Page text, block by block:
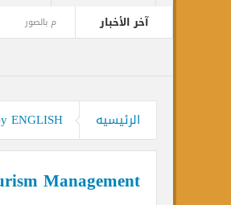
اثري مدعوم بالصور إنجاز جديد : اعتماد المجلة
News By ENGLISH
Tourism Management